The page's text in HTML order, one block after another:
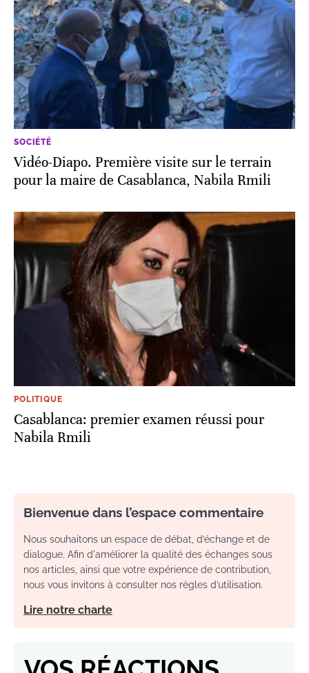
SOCIÉTÉ
Vidéo-Diapo. Première visite sur le terrain
pour la maire de Casablanca, Nabila Rmili
POLITIQUE
Casablanca: premier examen réussi pour
Nabila Rmili
Bienvenue dans l’espace commentaire
Nous souhaitons un espace de débat, d’échange et de
dialogue. Afin d'améliorer la qualité des échanges sous
nos articles, ainsi que votre expérience de contribution,
nous vous invitons à consulter nos règles d’utilisation.
Lire notre charte